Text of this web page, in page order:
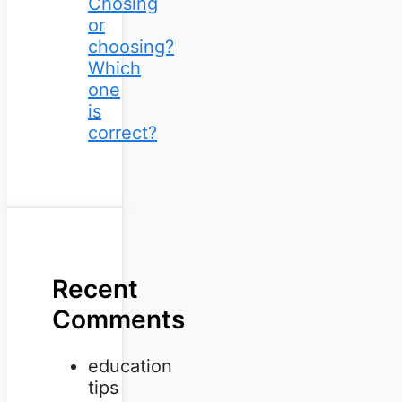
or
choosing?
Which
one
is
correct?
Recent
Comments
education
tips